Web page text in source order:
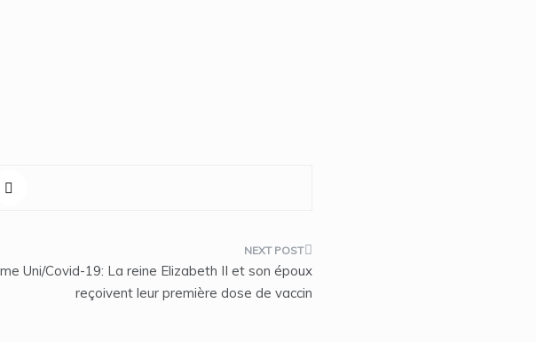
Uni/Covid-19: La reine Elizabeth II et son époux
reçoivent leur première dose de vaccin